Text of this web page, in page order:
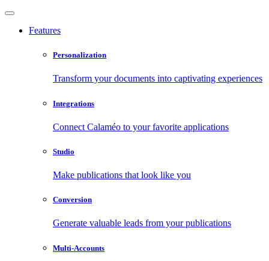
Features
Personalization
Transform your documents into captivating experiences
Integrations
Connect Calaméo to your favorite applications
Studio
Make publications that look like you
Conversion
Generate valuable leads from your publications
Multi-Accounts